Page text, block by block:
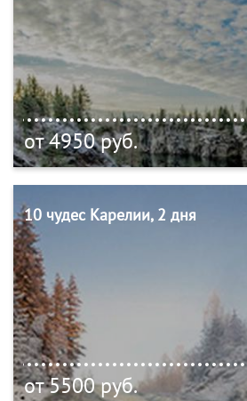
от 4950 руб.
10 чудес Карелии, 2 дня
от 5500 руб.